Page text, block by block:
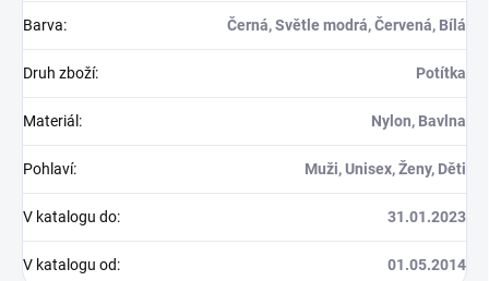
Barva: Černá, Světle modrá, Červená, Bílá
Druh zboží: Potítka
Materiál : Nylon, Bavlna
Pohlaví: Muži, Unisex, Ženy, Děti
V katalogu do: 31.01.2023
V katalogu od: 01.05.2014